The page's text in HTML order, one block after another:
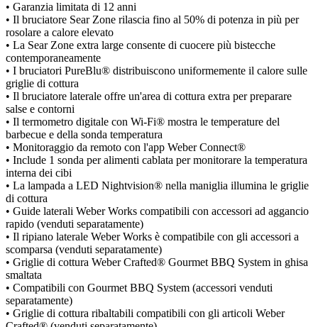
• Garanzia limitata di 12 anni
• Il bruciatore Sear Zone rilascia fino al 50% di potenza in più per
rosolare a calore elevato
• La Sear Zone extra large consente di cuocere più bistecche
contemporaneamente
• I bruciatori PureBlu® distribuiscono uniformemente il calore sulle
griglie di cottura
• Il bruciatore laterale offre un'area di cottura extra per preparare
salse e contorni
• Il termometro digitale con Wi-Fi® mostra le temperature del
barbecue e della sonda temperatura
• Monitoraggio da remoto con l'app Weber Connect®
• Include 1 sonda per alimenti cablata per monitorare la temperatura
interna dei cibi
• La lampada a LED Nightvision® nella maniglia illumina le griglie
di cottura
• Guide laterali Weber Works compatibili con accessori ad aggancio
rapido (venduti separatamente)
• Il ripiano laterale Weber Works è compatibile con gli accessori a
scomparsa (venduti separatamente)
• Griglie di cottura Weber Crafted® Gourmet BBQ System in ghisa
smaltata
• Compatibili con Gourmet BBQ System (accessori venduti
separatamente)
• Griglie di cottura ribaltabili compatibili con gli articoli Weber